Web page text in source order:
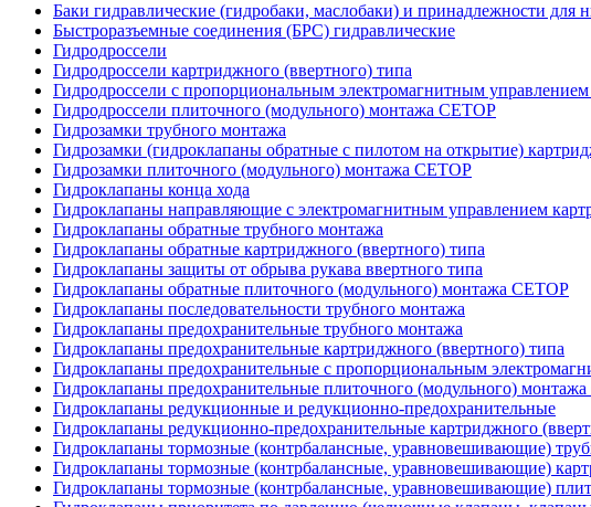
Баки гидравлические (гидробаки, маслобаки) и принадлежности для
Быстроразъемные соединения (БРС) гидравлические
Гидродроссели
Гидродроссели картриджного (ввертного) типа
Гидродроссели с пропорциональным электромагнитным
Гидродроссели плиточного (модульного) монтажа CETOP
Гидрозамки трубного монтажа
Гидрозамки (гидроклапаны обратные с пилотом на открытие)
Гидрозамки плиточного (модульного) монтажа CETOP
Гидроклапаны конца хода
Гидроклапаны направляющие с электромагнитным управлением
Гидроклапаны обратные трубного монтажа
Гидроклапаны обратные картриджного (ввертного) типа
Гидроклапаны защиты от обрыва рукава ввертного типа
Гидроклапаны обратные плиточного (модульного) монтажа CETOP
Гидроклапаны последовательности трубного монтажа
Гидроклапаны предохранительные трубного монтажа
Гидроклапаны предохранительные картриджного (ввертного) типа
Гидроклапаны предохранительные с пропорциональным
Гидроклапаны предохранительные плиточного (модульного)
Гидроклапаны редукционные и редукционно-предохранительные
Гидроклапаны редукционно-предохранительные картриджного
Гидроклапаны тормозные (контрбалансные, уравновешивающие)
Гидроклапаны тормозные (контрбалансные, уравновешивающие)
Гидроклапаны тормозные (контрбалансные, уравновешивающие)